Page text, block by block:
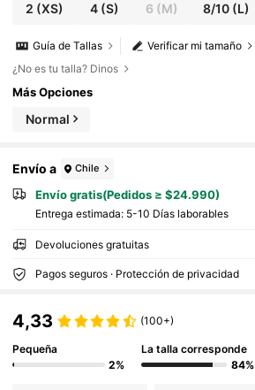
2 (XS) 4(S) 6 (M) 8/10 (L)
Verificar mi tamaño
Guía de Tallas
¿No es tu talla? Dinos
Más Opciones
Normal
Envío a Chile
Envío gratis(Pedidos ≥ $24.990)
Entrega estimada: 5-10 Días laborables
Devoluciones gratuitas
Pagos seguros · Protección de privacidad
4,33 (100+)
Pequeña
2%
La talla corresponde
84%